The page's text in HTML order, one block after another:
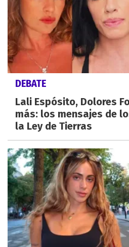
DEBATE
Lali Espósito, Dolores
más: los mensajes de
la Ley de Tierras